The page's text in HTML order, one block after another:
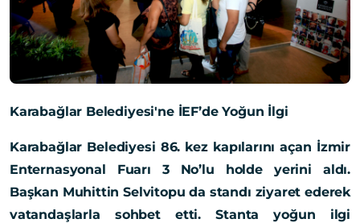
Karabağlar Belediyesi'ne İEF’de Yoğun İlgi
Karabağlar Belediyesi 86. kez kapılarını açan İzmir
Enternasyonal Fuarı 3 No’lu holde yerini aldı.
Başkan Muhittin Selvitopu da standı ziyaret ederek
vatandaşlarla sohbet etti. Stanta yoğun ilgi